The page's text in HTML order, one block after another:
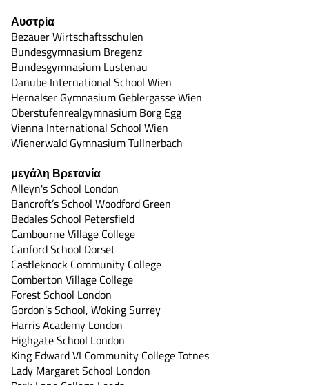
Αυστρία
Bezauer Wirtschaftsschulen
Bundesgymnasium Bregenz
Bundesgymnasium Lustenau
Danube International School Wien
Hernalser Gymnasium Geblergasse Wien
Oberstufenrealgymnasium Borg Egg
Vienna International School Wien
Wienerwald Gymnasium Tullnerbach
μεγάλη Βρετανία
Alleyn's School London
Bancroft’s School Woodford Green
Bedales School Petersfield
Cambourne Village College
Canford School Dorset
Castleknock Community College
Comberton Village College
Forest School London
Gordon's School, Woking Surrey
Harris Academy London
Highgate School London
King Edward VI Community College Totnes
Lady Margaret School London